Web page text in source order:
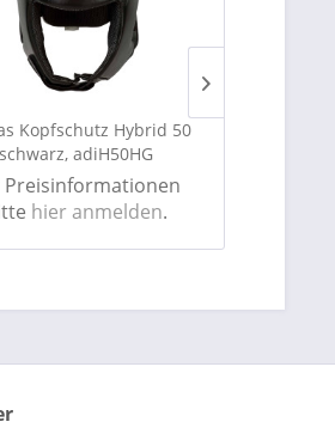
Kopfschutz Hybrid 50
schwarz, adiH50HG
Preisinformationen
hier anmelden.